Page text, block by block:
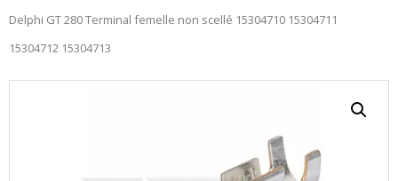
Delphi GT 280 Terminal femelle non scellé 15304710 15304711
15304712 15304713